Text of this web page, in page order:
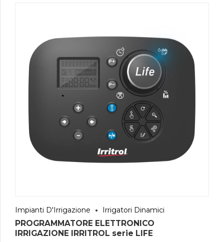
Impianti D'Irrigazione Irrigatori Dinamici
PROGRAMMATORE ELETTRONICO
IRRIGAZIONE IRRITROL serie LIFE